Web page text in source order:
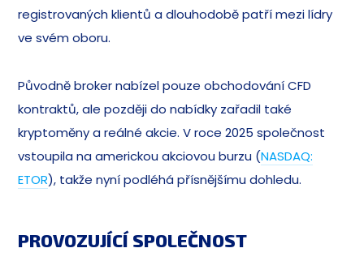
registrovaných klientů a dlouhodobě patří mezi lídry
ve svém oboru.
Původně broker nabízel pouze obchodování CFD
kontraktů, ale později do nabídky zařadil také
kryptoměny a reálné akcie. V roce 2025 společnost
vstoupila na americkou akciovou burzu (NASDAQ:
ETOR), takže nyní podléhá přísnějšímu dohledu.
PROVOZUJÍCÍ SPOLEČNOST